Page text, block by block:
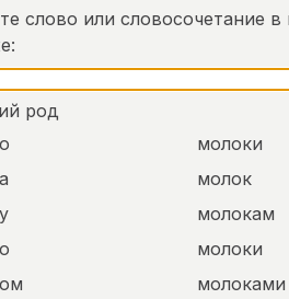
слово или словосочетание
род
молоки
молок
молокам
молоки
молоками